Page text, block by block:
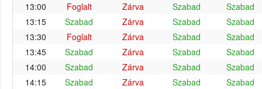
13:00
Foglalt Zárva Szabad
Szabad
13:15
Szabad Zárva Szabad
Szabad
13:30
Foglalt Zárva Szabad
Szabad
13:45
Szabad Zárva Szabad
Szabad
14:00
Szabad Zárva Szabad
Szabad
14:15
Szabad Zárva Szabad
Szabad